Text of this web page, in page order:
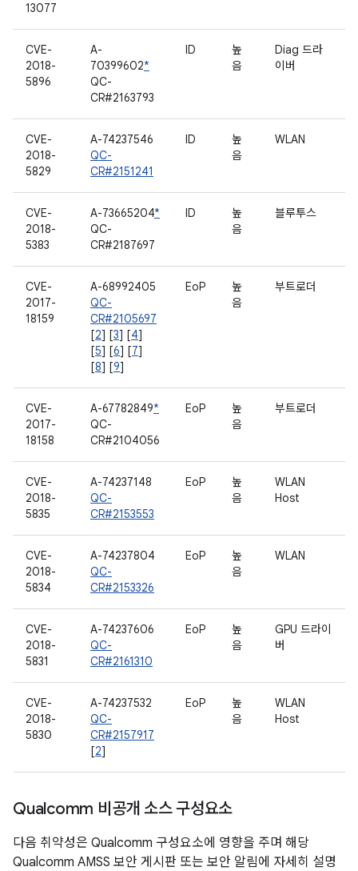
13077
CVE-
2018-
5896
A-
70399602*
QC-
CR#2163793
ID
높
음
Diag 드라
이버
CVE-
2018-
5829
A-74237546
QC-
CR#2151241
ID
높
음
WLAN
CVE-
2018-
5383
A-73665204*
QC-
CR#2187697
ID
높
음
블루투스
CVE-
2017-
18159
A-68992405
QC-
CR#2105697
[2] [3] [4]
[5] [6] [7]
[8] [9]
EoP
높
음
부트로더
CVE-
2017-
18158
A-67782849*
QC-
CR#2104056
EoP
높
음
부트로더
CVE-
2018-
5835
A-74237148
QC-
CR#2153553
EoP
높
음
WLAN
Host
CVE-
2018-
5834
A-74237804
QC-
CR#2153326
EoP
높
음
WLAN
CVE-
2018-
5831
A-74237606
QC-
CR#2161310
EoP
높
음
GPU 드라이
버
CVE-
2018-
5830
A-74237532
QC-
CR#2157917
[2]
EoP
높
음
WLAN
Host
Qualcomm 비공개 소스 구성요소
다음 취약성은 Qualcomm 구성요소에 영향을 주며 해당
Qualcomm AMSS 보안 게시판 또는 보안 알림에 자세히 설명